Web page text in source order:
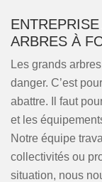
ARBRES À
Les grands
danger. C’est
abattre. Il faut
et les
Notre équipe
collectivités ou
situation, nous